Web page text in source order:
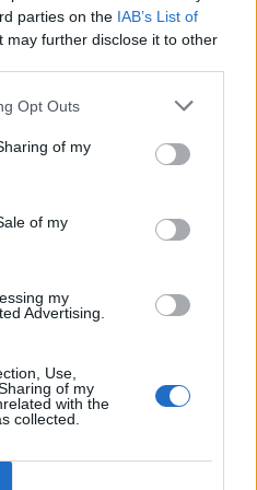
parties on the IAB’s List of
may further disclose it to other
Opt Outs
of my
of my
my
Advertising.
Use,
of my
with the
collected.
Ενίσχυσης 2026
15:47
επιτόπιος έλεγχος για
των αγροτών που
ζημιές από τα έντονα
φαινόμενα του Ιουλίου